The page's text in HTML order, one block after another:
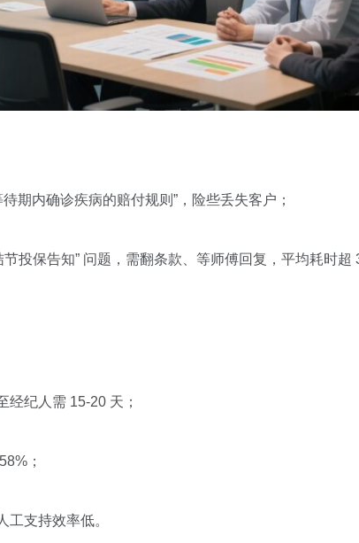
期内确诊疾病的赔付规则”，险些丢失客户；
投保告知” 问题，需翻条款、等师傅回复，平均耗时超
纪人需 15-20 天；
；
支持效率低。